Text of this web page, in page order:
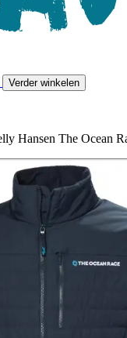
Verder winkelen
Hansen The Ocean